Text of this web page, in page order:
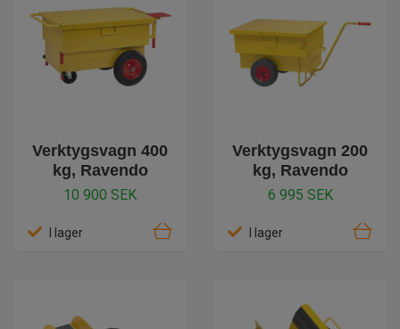
Verktygsvagn 400
kg, Ravendo
10 900 SEK
I lager
Verktygsvagn 200
kg, Ravendo
6 995 SEK
I lager